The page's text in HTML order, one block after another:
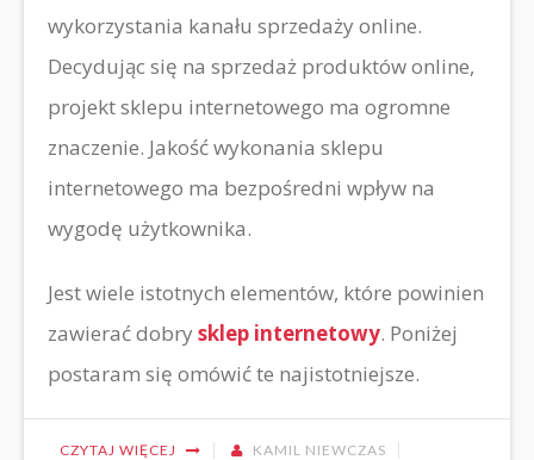
wykorzystania kanału sprzedaży online.
Decydując się na sprzedaż produktów online,
projekt sklepu internetowego ma ogromne
znaczenie. Jakość wykonania sklepu
internetowego ma bezpośredni wpływ na
wygodę użytkownika.
Jest wiele istotnych elementów, które powinien
zawierać dobry sklep internetowy. Poniżej
postaram się omówić te najistotniejsze.
CZYTAJ WIĘCEJ
KAMIL NIEWCZAS